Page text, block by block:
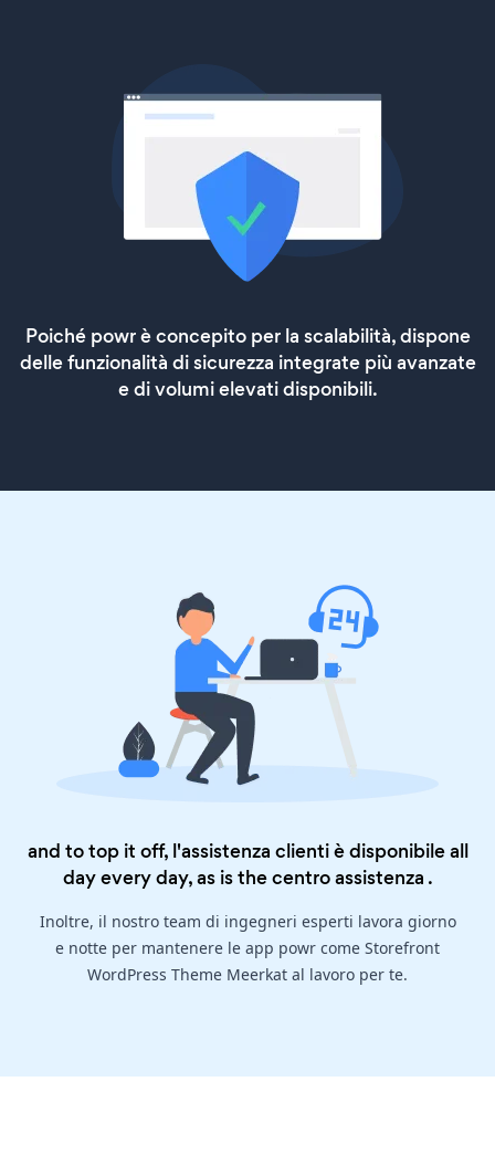
Poiché powr è concepito per la scalabilità, dispone
delle funzionalità di sicurezza integrate più avanzate
e di volumi elevati disponibili.
and to top it off, l'assistenza clienti è disponibile all
day every day, as is thecentro assistenza .
Inoltre, il nostro team di ingegneri esperti lavora giorno
e notte per mantenere le app powr come Storefront
WordPress Theme Meerkat al lavoro per te.